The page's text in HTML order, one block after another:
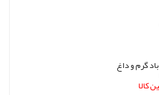
گرم و داغ
کالا